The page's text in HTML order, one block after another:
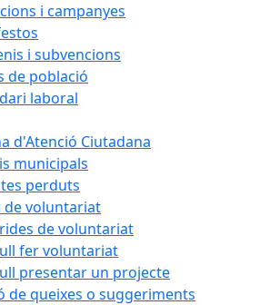
i campanyes
i subvencions
de població
laboral
d'Atenció Ciutadana
municipals
perduts
de voluntariat
de voluntariat
fer voluntariat
presentar un projecte
de queixes o suggeriments